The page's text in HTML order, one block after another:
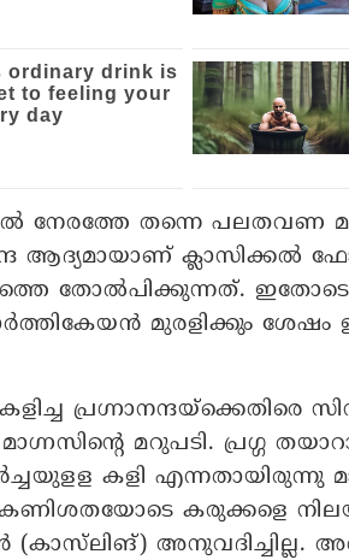
നേരത്തേ തന്നെ പലതവണ
ആദ്യമായാണ് ക്ലാസിക്കൽ
തോൽപിക്കുന്നത്.
മുരളിക്കും ശേഷം
പ്രഗ്നാനന്ദയ്ക്കെതിരെ
മറുപടി. പ്രഗ്ഗ
കളി എന്നതായിരുന്നു
കരുക്കളെ
(കാസ്‌ലിങ്) അനുവദിച്ചില്ല.